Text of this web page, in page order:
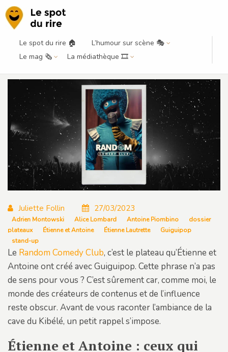
Le spot du rire 🏠
L’humour sur scène 🎭
Le mag 🗞️
La médiathèque 🎞️
Un soir au Random Comedy Club
Juliette Follin 27/03/2023
Adrien Montowski Alice Lombard Antoine Piombino
dossier
plateaux
Étienne et Antoine Étienne Lautrette
Guiguipop
stand-up
Le Random Comedy Club, c’est le plateau qu’Étienne et
Antoine ont créé avec Guiguipop. Cette phrase n’a pas
de sens pour vous ? C’est sûrement car, comme moi, le
monde des créateurs de contenus et de l’influence
reste obscur. Avant de vous raconter l’ambiance de la
cave du Kibélé, un petit rappel s’impose.
Étienne et Antoine : ceux qui